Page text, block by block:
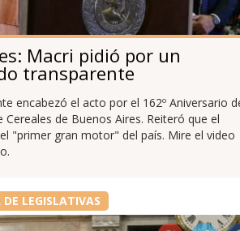
Macri pidió por un
transparente
encabezó el acto por el 162º Aniversario
Cereales de Buenos Aires. Reiteró que el
"primer gran motor" del país. Mire el video
LEGISLATIVAS